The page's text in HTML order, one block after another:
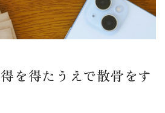
を得たうえで散骨をす